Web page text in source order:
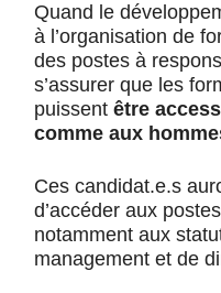
Quand le
à l’organisation de
des postes à
s’assurer que les
puissent être
comme aux
Ces candidat.e.s
d’accéder aux
notamment aux
management et de